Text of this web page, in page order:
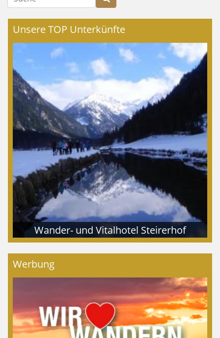
Unsere TOP Unterkünfte
Wander- und Vitalhotel Steirerhof
Werbung